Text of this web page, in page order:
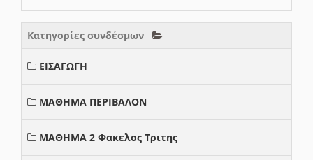
Κατηγορίες συνδέσμων
ΕΙΣΑΓΩΓΗ
ΜΑΘΗΜΑ ΠΕΡΙΒΑΛΟΝ
ΜΑΘΗΜΑ 2 Φακελος Τριτης